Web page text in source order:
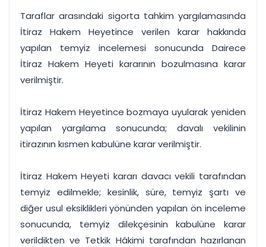
Tüm özellikleri inceleyin Ücretsiz Başlayın
Taraflar arasındaki sigorta tahkim yargılamasında
İtiraz Hakem Heyetince verilen karar hakkında
yapılan temyiz incelemesi sonucunda Dairece
İtiraz Hakem Heyeti kararının bozulmasına karar
verilmiştir.
İtiraz Hakem Heyetince bozmaya uyularak yeniden
yapılan yargılama sonucunda; davalı vekilinin
itirazının kısmen kabulüne karar verilmiştir.
İtiraz Hakem Heyeti kararı davacı vekili tarafından
temyiz edilmekle; kesinlik, süre, temyiz şartı ve
diğer usul eksiklikleri yönünden yapılan ön inceleme
sonucunda, temyiz dilekçesinin kabulüne karar
verildikten ve Tetkik Hâkimi tarafından hazırlanan